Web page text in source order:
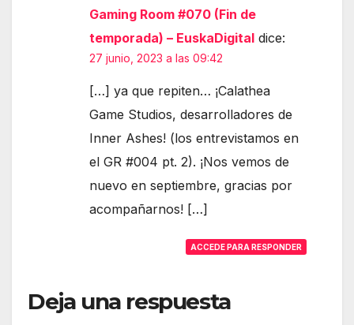
Gaming Room #070 (Fin de
temporada) – EuskaDigital dice:
27 junio, 2023 a las 09:42
[…] ya que repiten… ¡Calathea
Game Studios, desarrolladores de
Inner Ashes! (los entrevistamos en
el GR #004 pt. 2). ¡Nos vemos de
nuevo en septiembre, gracias por
acompañarnos! […]
ACCEDE PARA RESPONDER
Deja una respuesta